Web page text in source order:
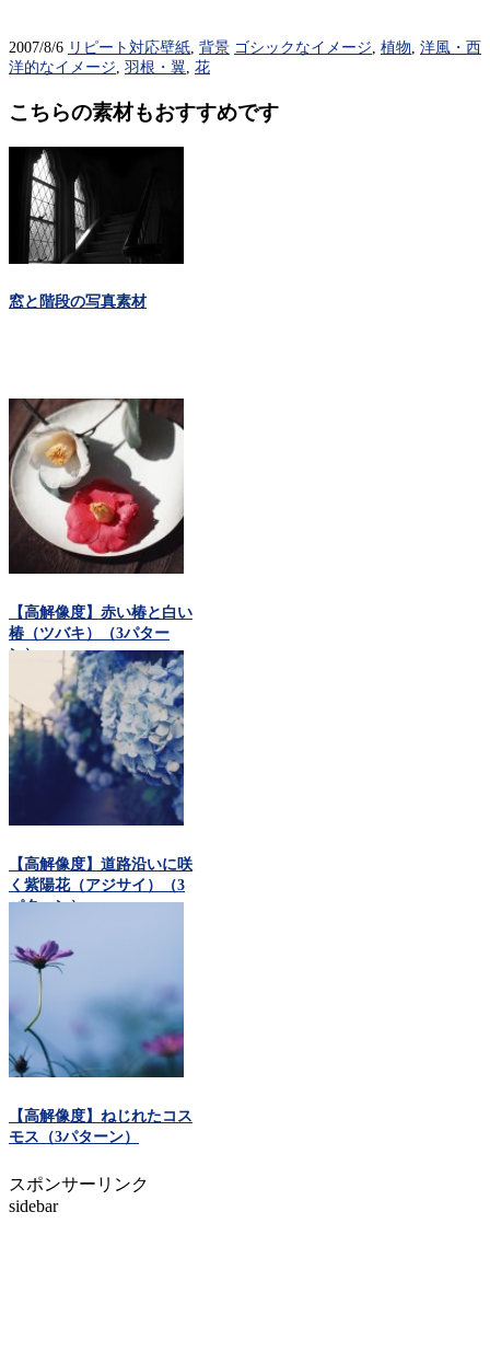
2007/8/6 リピート対応壁紙 背景 ゴシックなイメージ 植物 洋風・西
洋的なイメージ 羽根・翼 花
こちらの素材もおすすめです
窓と階段の写真素材
【高解像度】赤い椿と白い
椿（ツバキ）（3パター
ン）
【高解像度】道路沿いに咲
く紫陽花（アジサイ）（3
パターン）
【高解像度】ねじれたコス
モス（3パターン）
スポンサーリンク
sidebar